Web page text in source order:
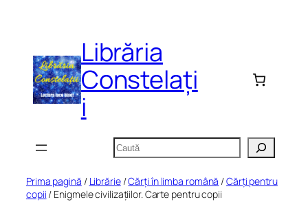
Librăria
Constelați
i
Caută
Prima pagină / Librărie/Cărți în limba română /Cărți pentru
copii / Enigmele civilizațiilor. Carte pentru copii